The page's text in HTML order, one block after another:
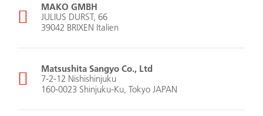
MAKO GMBH
JULIUS DURST, 66
39042 BRIXEN Italien
Matsushita Sangyo Co., Ltd
7-2-12 Nishishinjuku
160-0023 Shinjuku-Ku, Tokyo JAPAN